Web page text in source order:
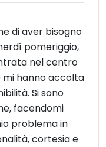
di aver bisogno
pomeriggio,
nel centro
hanno accolta
Si sono
facendomi
problema in
cortesia e